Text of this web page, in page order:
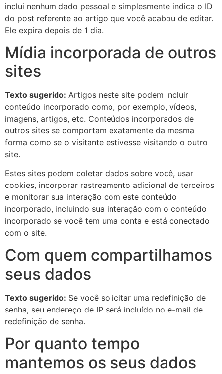
inclui nenhum dado pessoal e simplesmente indica o ID
do post referente ao artigo que você acabou de editar.
Ele expira depois de 1 dia.
Mídia incorporada de outros
sites
Texto sugerido: Artigos neste site podem incluir
conteúdo incorporado como, por exemplo, vídeos,
imagens, artigos, etc. Conteúdos incorporados de
outros sites se comportam exatamente da mesma
forma como se o visitante estivesse visitando o outro
site.
Estes sites podem coletar dados sobre você, usar
cookies, incorporar rastreamento adicional de terceiros
e monitorar sua interação com este conteúdo
incorporado, incluindo sua interação com o conteúdo
incorporado se você tem uma conta e está conectado
com o site.
Com quem compartilhamos
seus dados
Texto sugerido: Se você solicitar uma redefinição de
senha, seu endereço de IP será incluído no e-mail de
redefinição de senha.
Por quanto tempo
mantemos os seus dados